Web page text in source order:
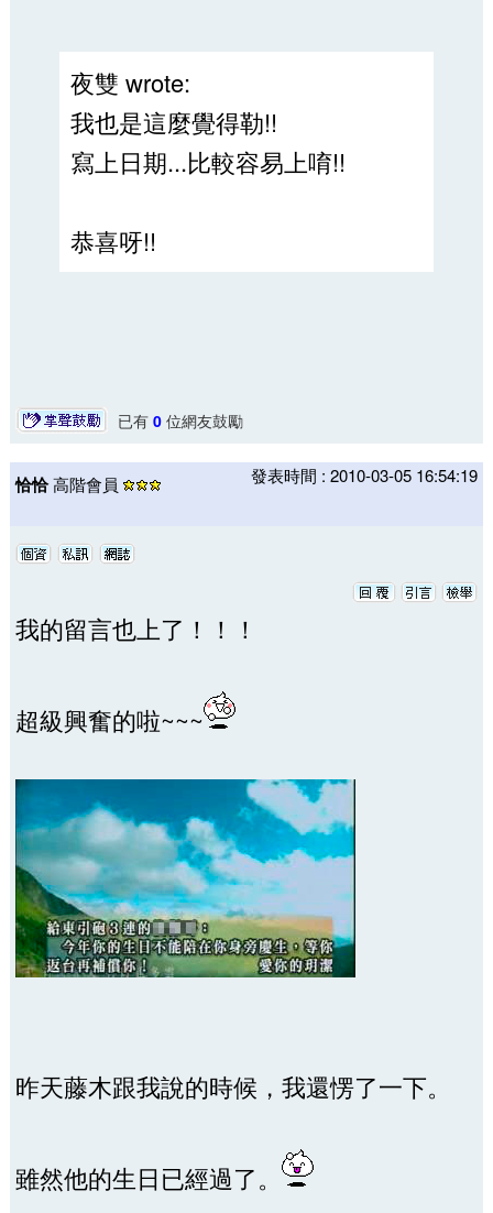
夜雙 wrote:
我也是這麼覺得勒!!
寫上日期...比較容易上唷!!
恭喜呀!!
已有 0位網友鼓勵
恰恰高階會員 發表時間 : 2010-03-05 16:54:19
我的留言也上了！！！
超級興奮的啦~~~
昨天藤木跟我說的時候，我還愣了一下。
雖然他的生日已經過了。